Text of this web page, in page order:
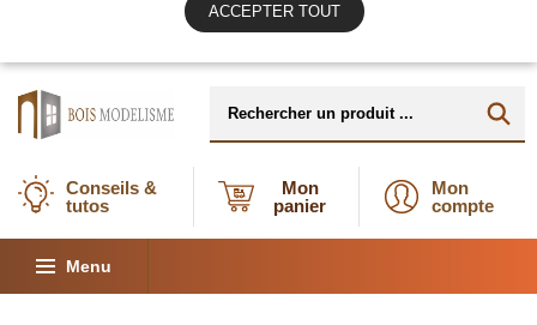
Conseils &
tutos
Mon
panier
Mon
compte
Menu
ACCEPTER TOUT